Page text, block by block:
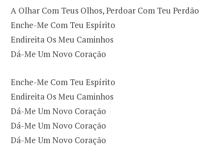
A Olhar Com Teus Olhos, Perdoar Com Teu Perdão
Enche-Me Com Teu Espírito
Endireita Os Meu Caminhos
Dá-Me Um Novo Coração
Enche-Me Com Teu Espírito
Endireita Os Meu Caminhos
Dá-Me Um Novo Coração
Dá-Me Um Novo Coração
Dá-Me Um Novo Coração